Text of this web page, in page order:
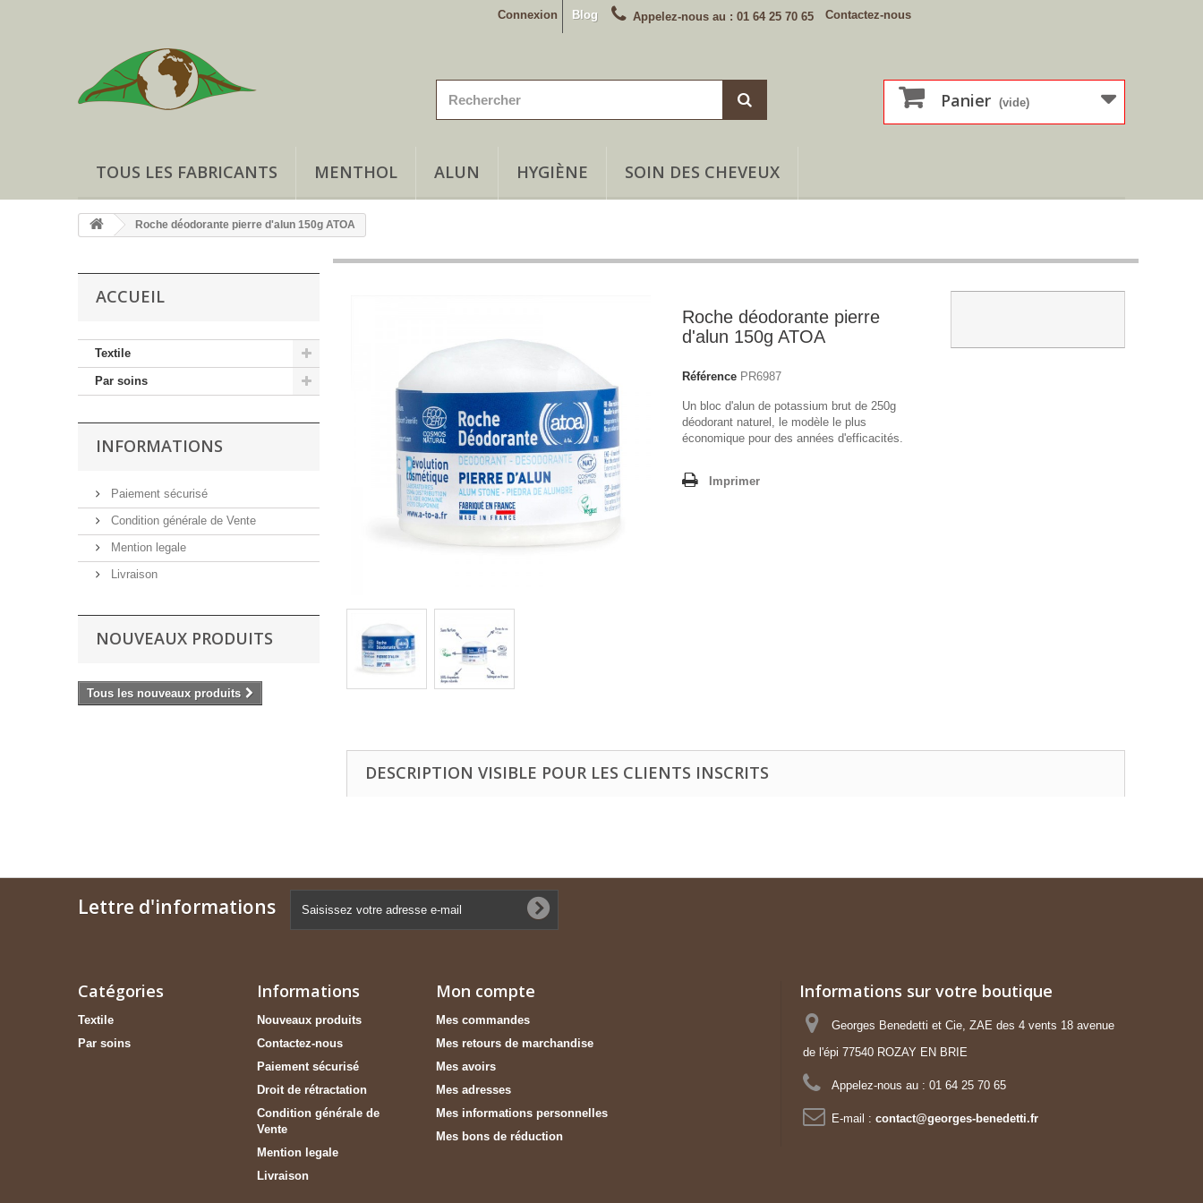
Contactez-nous
Appelez-nous au : 01 64 25 70 65
Blog
Connexion
Panier (vide)
TOUS LES FABRICANTS MENTHOL ALUN HYGIÈNE SOIN DES CHEVEUX
Roche déodorante pierre d'alun 150g ATOA
ACCUEIL
Textile
Par soins
INFORMATIONS
Paiement sécurisé
Condition générale de Vente
Mention legale
Livraison
NOUVEAUX PRODUITS
Tous les nouveaux produits
Roche déodorante pierre
d'alun 150g ATOA
Référence PR6987
Un bloc d'alun de potassium brut de 250g
déodorant naturel, le modèle le plus
économique pour des années d'efficacités.
Imprimer
DESCRIPTION VISIBLE POUR LES CLIENTS INSCRITS
Lettre d'informations
Catégories
Textile
Par soins
Informations
Nouveaux produits
Contactez-nous
Paiement sécurisé
Droit de rétractation
Condition générale de
Vente
Mention legale
Livraison
Mon compte
Mes commandes
Mes retours de marchandise
Mes avoirs
Mes adresses
Mes informations personnelles
Mes bons de réduction
Informations sur votre boutique
Georges Benedetti et Cie, ZAE des 4 vents 18 avenue
de l'épi 77540 ROZAY EN BRIE
Appelez-nous au : 01 64 25 70 65
E-mail : contact@georges-benedetti.fr